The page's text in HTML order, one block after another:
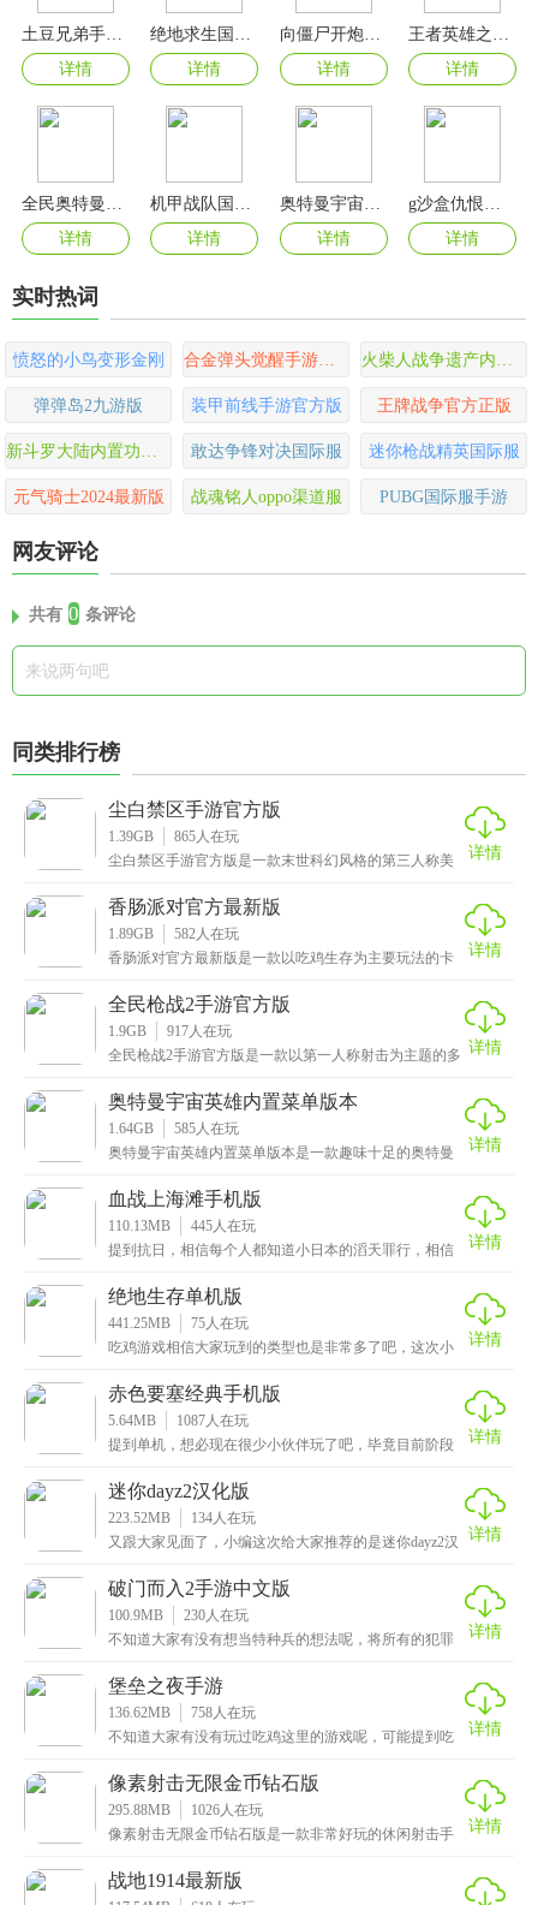
土豆兄弟手机版
详情
详情
向僵尸开炮手游官方版
详情
详情
全民奥特曼之银河英雄2024最新版
详情
机甲战队国际服正版
详情
奥特曼宇宙英雄手游最新版
详情
g沙盒仇恨联机版最新版
详情
实时热词
愤怒的小鸟变形金刚 合金弹头觉醒手游官方版 火柴人战争遗产内置功能菜单版
弹弹岛2九游版 装甲前线手游官方版 王牌战争官方正版
新斗罗大陆内置功能菜单版 敢达争锋对决国际服 迷你枪战精英国际服
元气骑士2024最新版 战魂铭人oppo渠道服 PUBG国际服手游
网友评论
共有 0 条评论
同类排行榜
尘白禁区手游官方版
1.39GB 865人在玩
尘白禁区手游官方版是一款末世科幻风格的第三人称美
真
详情
香肠派对官方最新版
1.89GB 582人在玩
香肠派对官方最新版是一款以吃鸡生存为主要玩法的卡
可
详情
全民枪战2手游官方版
1.9GB 917人在玩
全民枪战2手游官方版是一款以第一人称射击为主题的多
酷
详情
奥特曼宇宙英雄内置菜单版本
1.64GB 585人在玩
奥特曼宇宙英雄内置菜单版本是一款趣味十足的奥特曼
特效
详情
血战上海滩手机版
110.13MB 445人在玩
提到抗日，相信每个人都知道小日本的滔天罪行，相信
次小
详情
绝地生存单机版
441.25MB 75人在玩
吃鸡游戏相信大家玩到的类型也是非常多了吧，这次小
击手
详情
赤色要塞经典手机版
5.64MB 1087人在玩
提到单机，想必现在很少小伙伴玩了吧，毕竟目前阶段
次小
详情
迷你dayz2汉化版
223.52MB 134人在玩
又跟大家见面了，小编这次给大家推荐的是迷你dayz2汉
详情
破门而入2手游中文版
100.9MB 230人在玩
不知道大家有没有想当特种兵的想法呢，将所有的犯罪
中
详情
堡垒之夜手游
136.62MB 758人在玩
不知道大家有没有玩过吃鸡这里的游戏呢，可能提到吃
给大
详情
像素射击无限金币钻石版
295.88MB 1026人在玩
像素射击无限金币钻石版是一款非常好玩的休闲射击手
不同
详情
战地1914最新版